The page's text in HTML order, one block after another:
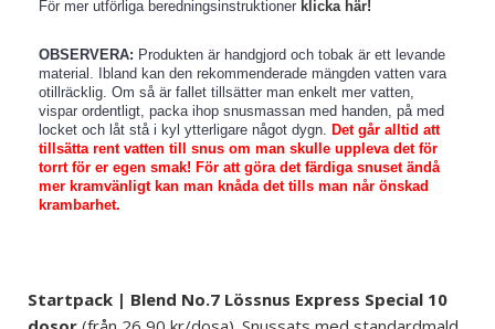
För mer utförliga beredningsinstruktioner klicka här!
OBSERVERA: Produkten är handgjord och tobak är ett levande
material. Ibland kan den rekommenderade mängden vatten vara
otillräcklig. Om så är fallet tillsätter man enkelt mer vatten,
vispar ordentligt, packa ihop snusmassan med handen, på med
locket och låt stå i kyl ytterligare något dygn. Det går alltid att
tillsätta rent vatten till snus om man skulle uppleva det för
torrt för er egen smak! För att göra det färdiga snuset ändå
mer kramvänligt kan man knåda det tills man når önskad
krambarhet.
Startpack | Blend No.7 Lössnus Express Special 10